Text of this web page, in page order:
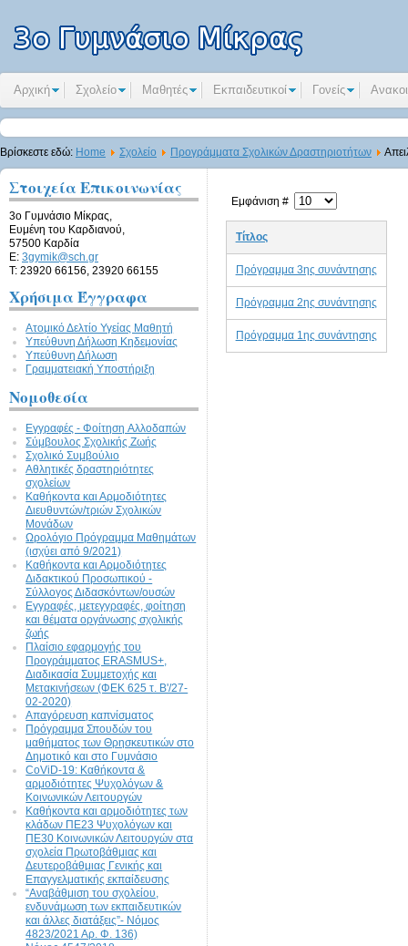
Αρχική Σχολείο Μαθητές Εκπαιδευτικοί Γονείς
Βρίσκεστε εδώ: Home Σχολείο Προγράμματα Σχολικών Δραστηριοτήτων
Στοιχεία Επικοινωνίας
3ο Γυμνάσιο Μίκρας,
Ευμένη του Καρδιανού,
57500 Καρδία
E: 3gymik@sch.gr
Τ: 23920 66156, 23920 66155
Χρήσιμα Έγγραφα
Ατομικό Δελτίο Υγείας Μαθητή
Υπεύθυνη Δήλωση Kηδεμονίας
Υπεύθυνη Δήλωση
Γραμματειακή Υποστήριξη
Νομοθεσία
Εγγραφές - Φοίτηση Aλλοδαπών
Σύμβουλος Σχολικής Ζωής
Σχολικό Συμβούλιο
Αθλητικές δραστηριότητες
σχολείων
Καθήκοντα και Αρμοδιότητες
Διευθυντών/τριών Σχολικών
Μονάδων
Ωρολόγιο Πρόγραμμα Μαθημάτων
(ισχύει από 9/2021)
Καθήκοντα και Αρμοδιότητες
Διδακτικού Προσωπικού -
Σύλλογος Διδασκόντων/ουσών
Εγγραφές, μετεγγραφές, φοίτηση
και θέματα οργάνωσης σχολικής
ζωής
Πλαίσιο εφαρμογής του
Προγράμματος ERASMUS+,
Διαδικασία Συμμετοχής και
Μετακινήσεων (ΦΕΚ 625 τ. Β'/27-
02-2020)
Απαγόρευση καπνίσματος
Πρόγραμμα Σπουδών του
μαθήματος των Θρησκευτικών στο
Δημοτικό και στο Γυμνάσιο
CoViD-19: Kαθήκοντα &
αρμοδιότητες Ψυχολόγων &
Κοινωνικών Λειτουργών
Καθήκοντα και αρμοδιότητες των
κλάδων ΠΕ23 Ψυχολόγων και
ΠΕ30 Κοινωνικών Λειτουργών στα
σχολεία Πρωτοβάθμιας και
Δευτεροβάθμιας Γενικής και
Επαγγελματικής εκπαίδευσης
“Αναβάθμιση του σχολείου,
ενδυνάμωση των εκπαιδευτικών
και άλλες διατάξεις”- Νόμος
4823/2021 Αρ. Φ. 136)
Εμφάνιση #
Τίτλος
Πρόγραμμα 3ης συνάντησης
Πρόγραμμα 2ης συνάντησης
Πρόγραμμα 1ης συνάντησης